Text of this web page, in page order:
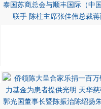
泰国苏商总会与顺丰国际（中
联手 陈柱主席张佳伟总裁